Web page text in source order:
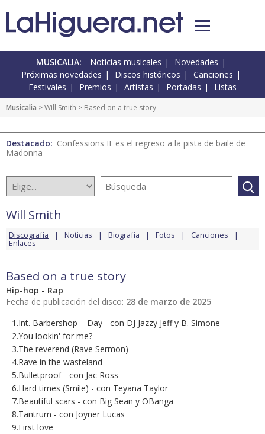
MUSICALIA: Noticias musicales
Novedades
Próximas novedades
Discos históricos
Canciones
Festivales
Premios Artistas Portadas Listas
Musicalia >Will Smith > Based on a true story
Destacado: 'Confessions II' es el regreso a la pista de baile de
Madonna
Will Smith
Discografía Noticias Biografía Fotos Canciones
Enlaces
Based on a true story
Hip-hop - Rap
Fecha de publicación del disco: 28 de marzo de 2025
1.Int. Barbershop – Day - con DJ Jazzy Jeff y B. Simone
2.You lookin' for me?
3.The reverend (Rave Sermon)
4.Rave in the wasteland
5.Bulletproof - con Jac Ross
6.Hard times (Smile) - con Teyana Taylor
7.Beautiful scars - con Big Sean y OBanga
8.Tantrum - con Joyner Lucas
9.First love